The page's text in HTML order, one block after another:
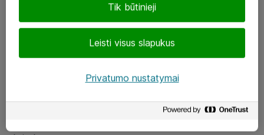
LinkedIn
Tik būtinieji
Leisti visus slapukus
Privatumo nustatymai